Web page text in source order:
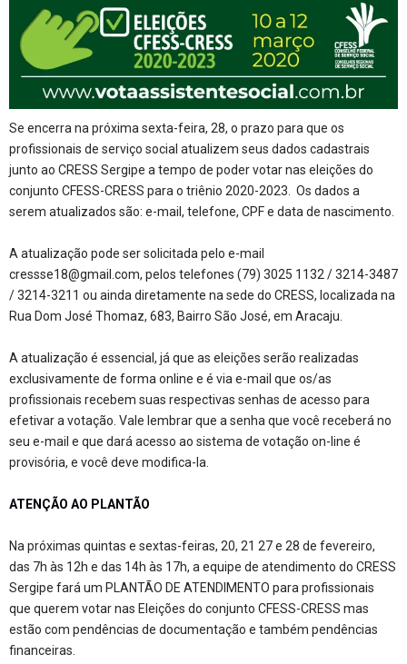
Se encerra na próxima sexta-feira, 28, o prazo para que os
profissionais de serviço social atualizem seus dados cadastrais
junto ao CRESS Sergipe a tempo de poder votar nas eleições do
conjunto CFESS-CRESS para o triênio 2020-2023. Os dados a
serem atualizados são: e-mail, telefone, CPF e data de nascimento.
A atualização pode ser solicitada pelo e-mail
cressse18@gmail.com, pelos telefones (79) 3025 1132 / 3214-3487
/ 3214-3211 ou ainda diretamente na sede do CRESS, localizada na
Rua Dom José Thomaz, 683, Bairro São José, em Aracaju.
A atualização é essencial, já que as eleições serão realizadas
exclusivamente de forma online e é via e-mail que os/as
profissionais recebem suas respectivas senhas de acesso para
efetivar a votação. Vale lembrar que a senha que você receberá no
seu e-mail e que dará acesso ao sistema de votação on-line é
provisória, e você deve modifica-la.
ATENÇÃO AO PLANTÃO
Na próximas quintas e sextas-feiras, 20, 21 27 e 28 de fevereiro,
das 7h às 12h e das 14h às 17h, a equipe de atendimento do CRESS
Sergipe fará um PLANTÃO DE ATENDIMENTO para profissionais
que querem votar nas Eleições do conjunto CFESS-CRESS mas
estão com pendências de documentação e também pendências
financeiras.